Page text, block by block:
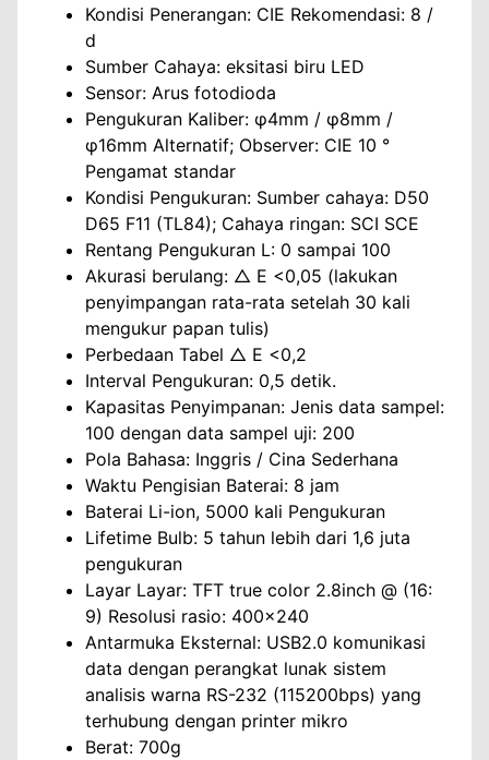
Kondisi Penerangan: CIE Rekomendasi: 8 /
d
Sumber Cahaya: eksitasi biru LED
Sensor: Arus fotodioda
Pengukuran Kaliber: φ4mm / φ8mm /
φ16mm Alternatif; Observer: CIE 10 °
Pengamat standar
Kondisi Pengukuran: Sumber cahaya: D50
D65 F11 (TL84); Cahaya ringan: SCI SCE
Rentang Pengukuran L: 0 sampai 100
Akurasi berulang: △ E <0,05 (lakukan
penyimpangan rata-rata setelah 30 kali
mengukur papan tulis)
Perbedaan Tabel △ E <0,2
Interval Pengukuran: 0,5 detik.
Kapasitas Penyimpanan: Jenis data sampel:
100 dengan data sampel uji: 200
Pola Bahasa: Inggris / Cina Sederhana
Waktu Pengisian Baterai: 8 jam
Baterai Li-ion, 5000 kali Pengukuran
Lifetime Bulb: 5 tahun lebih dari 1,6 juta
pengukuran
Layar Layar: TFT true color 2.8inch @ (16:
9) Resolusi rasio: 400×240
Antarmuka Eksternal: USB2.0 komunikasi
data dengan perangkat lunak sistem
analisis warna RS-232 (115200bps) yang
terhubung dengan printer mikro
Berat: 700g